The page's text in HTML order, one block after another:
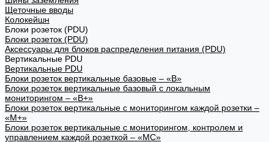
Щеточные вводы
Колокейшн
Блоки розеток (PDU)
Блоки розеток (PDU)
Аксессуары для блоков распределения питания (PDU)
Вертикальные PDU
Вертикальные PDU
Блоки розеток вертикальные базовые – «В»
Блоки розеток вертикальные базовый с локальным
мониторингом – «В+»
Блоки розеток вертикальные с мониторингом каждой розетки –
«М+»
Блоки розеток вертикальные с мониторингом, контролем и
управлением каждой розеткой – «МС»